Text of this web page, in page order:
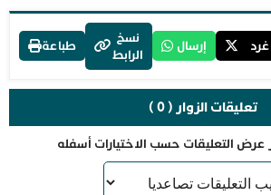
غرد إرسال
نسخ
الرابط
طباعة
تعليقات الزوار ( 0 )
عرض التعليقات حسب الاختيارات أسفله